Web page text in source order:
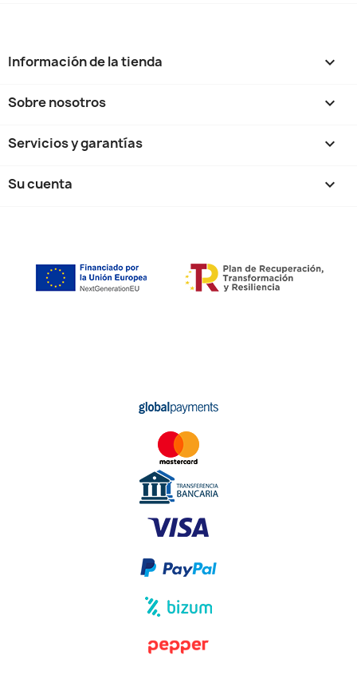
Información de la tienda keyboard_arrow_down
Sobre nosotros 
Servicios y garantías 
Su cuenta 